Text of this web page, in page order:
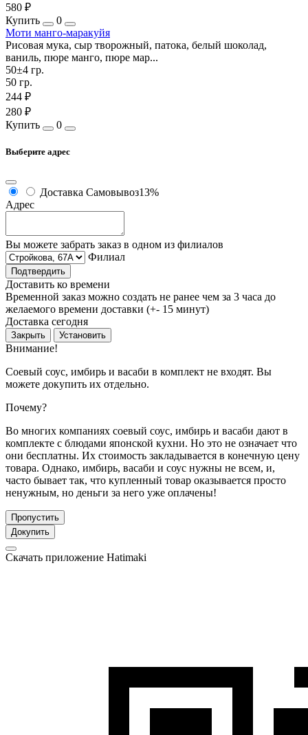
580 ₽
Купить
0
Моти манго-маракуйя
Рисовая мука, сыр творожный, патока, белый шоколад,
ваниль, пюре манго, пюре мар...
50±4 гр.
50 гр.
244 ₽
280 ₽
Купить
0
Выберите адрес
Доставка Самовывоз13%
Адрес
Вы можете забрать заказ в одном из филиалов
Филиал
Подтвердить
Доставить ко времени
Временной заказ можно создать не ранее чем за 3 часа до
желаемого времени доставки (+- 15 минут)
Доставка сегодня
Закрыть Установить
Внимание!
Соевый соус, имбирь и васаби в комплект не входят. Вы
можете докупить их отдельно.
Почему?
Во многих компаниях соевый соус, имбирь и васаби дают в
комплекте с блюдами японской кухни. Но это не означает что
они бесплатны. Их стоимость закладывается в конечную цену
товара. Однако, имбирь, васаби и соус нужны не всем, и,
часто бывает так, что купленный товар оказывается просто
ненужным, но деньги за него уже оплачены!
Пропустить
Докупить
Скачать приложение Hatimaki